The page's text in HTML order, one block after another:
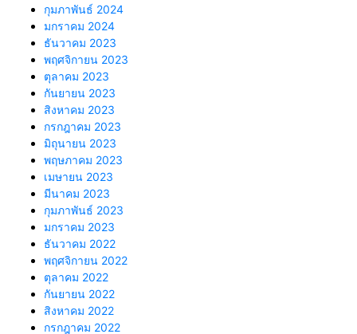
กุมภาพันธ์ 2024
มกราคม 2024
ธันวาคม 2023
พฤศจิกายน 2023
ตุลาคม 2023
กันยายน 2023
สิงหาคม 2023
กรกฎาคม 2023
มิถุนายน 2023
พฤษภาคม 2023
เมษายน 2023
มีนาคม 2023
กุมภาพันธ์ 2023
มกราคม 2023
ธันวาคม 2022
พฤศจิกายน 2022
ตุลาคม 2022
กันยายน 2022
สิงหาคม 2022
กรกฎาคม 2022